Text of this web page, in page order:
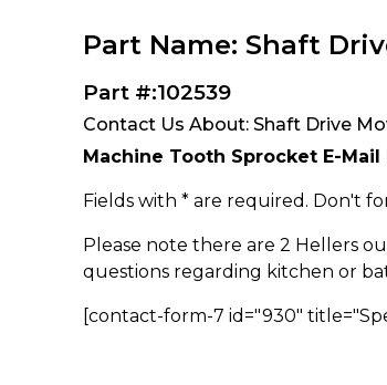
Part Name: Shaft
Part #:102539
Contact Us About: Shaft Drive
Machine Tooth Sprocket E-Mail
Fields with * are required. Don't
Please note there are 2 Hellers
questions regarding kitchen or
[contact-form-7 id="930"